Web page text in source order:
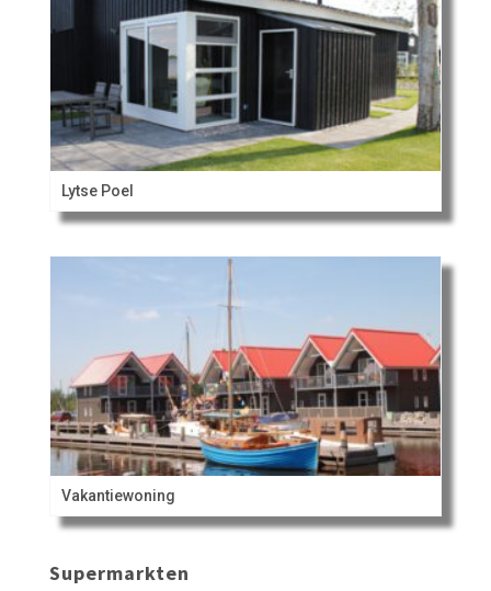
Lytse Poel
Vakantiewoning
Supermarkten